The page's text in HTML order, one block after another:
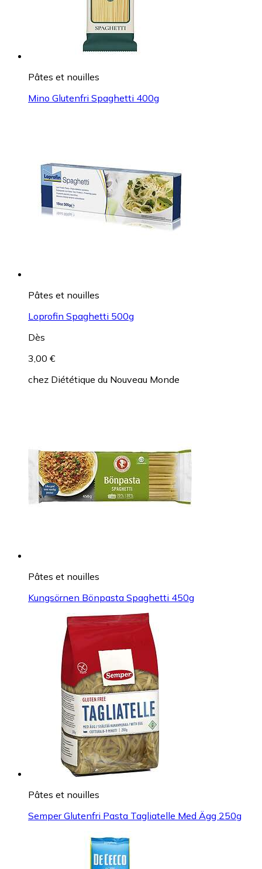
Pâtes et nouilles
Mino Glutenfri Spaghetti 400g
Pâtes et nouilles
Loprofin Spaghetti 500g
Dès
3,00 €
chez Diététique du Nouveau Monde
Pâtes et nouilles
Kungsörnen Bönpasta Spaghetti 450g
Pâtes et nouilles
Semper Glutenfri Pasta Tagliatelle Med Ägg 250g